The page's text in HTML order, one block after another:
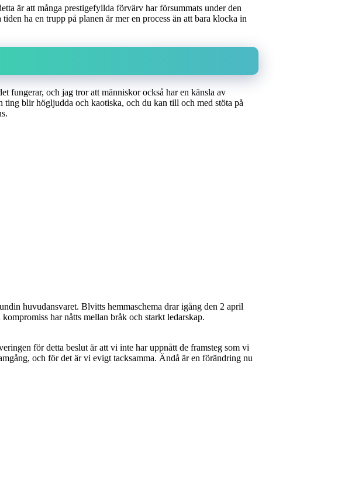
är att många prestigefyllda förvärv har försummats under den
ha en trupp på planen är mer en process än att bara klocka in
fungerar, och jag tror att människor också har en känsla av
ting blir högljudda och kaotiska, och du kan till och med stöta på
huvudansvaret. Blvitts hemmaschema drar igång den 2 april
har nåtts mellan bråk och starkt ledarskap.
för detta beslut är att vi inte har uppnått de framsteg som vi
och för det är vi evigt tacksamma. Ändå är en förändring nu